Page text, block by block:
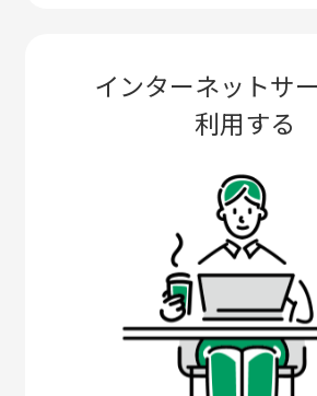
インターネットサ
利用する